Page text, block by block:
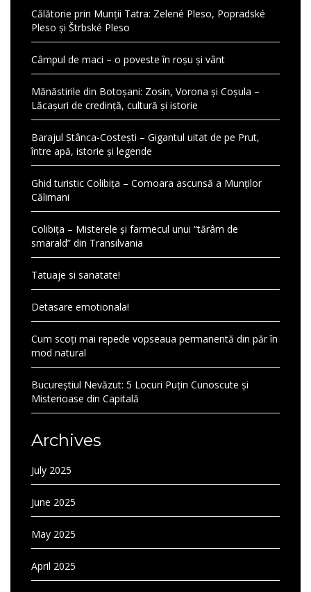
Călătorie prin Munții Tatra: Zelené Pleso, Popradské
Pleso și Štrbské Pleso
Câmpul de maci – o poveste în roșu și vânt
Mănăstirile din Botoșani: Zosin, Vorona și Coșula –
Lăcașuri de credință, cultură și istorie
Barajul Stânca-Costești – Gigantul uitat de pe Prut,
între apă, istorie și legende
Ghid turistic Colibița – Comoara ascunsă a Munților
Călimani
Colibița – Misterele și farmecul unui “tărâm de
smarald” din Transilvania
Tatuaje si sanatate!
Detasare emotionala!
Cum scoți mai repede vopseaua permanentă din păr în
mod natural
Bucureștiul Nevăzut: 5 Locuri Puțin Cunoscute și
Misterioase din Capitală
Archives
July 2025
June 2025
May 2025
April 2025